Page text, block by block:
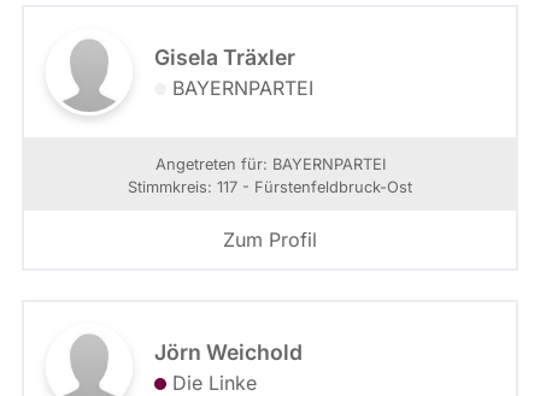
Gisela Träxler
BAYERNPARTEI
Angetreten für: BAYERNPARTEI
Stimmkreis: 117 - Fürstenfeldbruck-Ost
Zum Profil
Jörn Weichold
Die Linke